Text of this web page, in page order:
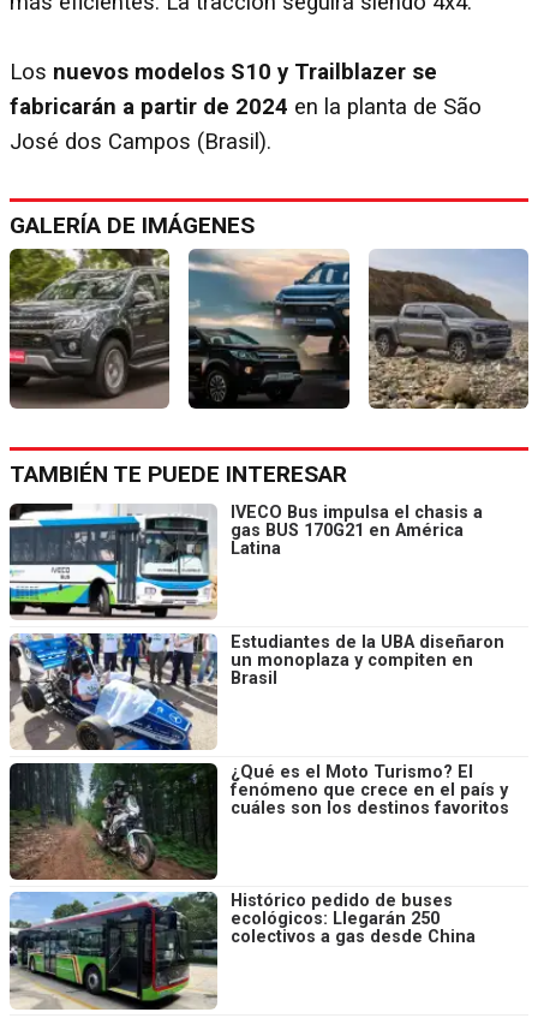
Los nuevos modelos S10 y Trailblazer se
fabricarán a partir de 2024 en la planta de São
José dos Campos (Brasil).
GALERÍA DE IMÁGENES
TAMBIÉN TE PUEDE INTERESAR
IVECO Bus impulsa el chasis a
gas BUS 170G21 en América
Latina
Estudiantes de la UBA diseñaron
un monoplaza y compiten en
Brasil
¿Qué es el Moto Turismo? El
fenómeno que crece en el país y
cuáles son los destinos favoritos
Histórico pedido de buses
ecológicos: Llegarán 250
colectivos a gas desde China